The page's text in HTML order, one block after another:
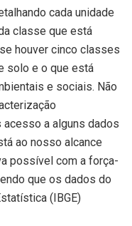
cada unidade
classe que está
houver cinco classes
solo e o que está
e sociais. Não
acesso a alguns dados
ao nosso alcance
possível com a força-
que os dados do
(IBGE)